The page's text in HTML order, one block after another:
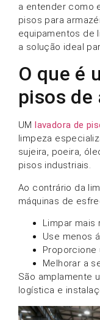
a entender como
pisos para
equipamentos de
a solução ideal
O que é
pisos de
UM lavadora de
limpeza
sujeira, poeira,
pisos industriais.
Ao contrário da
máquinas de
Limpar mais
Use menos
Proporcione
Melhorar a
São amplamente
logística e